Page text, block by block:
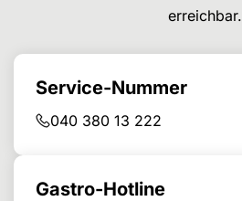
erreichbar.
Service-Nummer
040 380 13 222
Gastro-Hotline